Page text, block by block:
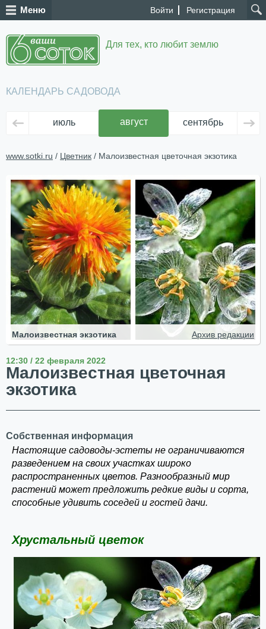
Войти Регистрация
Меню
Для тех, кто любит землю
КАЛЕНДАРЬ САДОВОДА
июль август сентябрь
www.sotki.ru / Цветник / Малоизвестная цветочная экзотика
Архив редакции
Малоизвестная экзотика
12:30 / 22 февраля 2022
Малоизвестная цветочная
экзотика
Собственная информация
Настоящие садоводы-эстеты не ограничиваются
разведением на своих участках широко
распространенных цветов. Разнообразный мир
растений может предложить редкие виды и сорта,
способные удивить соседей и гостей дачи.
Хрустальный цветок